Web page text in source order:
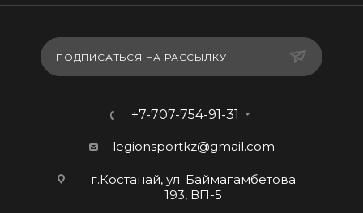
ПОДПИСАТЬСЯ НА РАССЫЛКУ
+7-707-754-91-31
legionsportkz@gmail.com
г.Костанай, ул. Баймагамбетова
193, ВП-5